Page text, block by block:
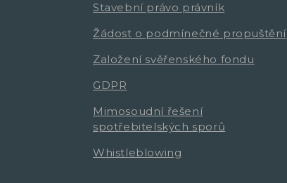
Stavební právo právník
Žádost o podmínečné propuštění
Založení svěřenského fondu
GDPR
Mimosoudní řešení
spotřebitelských sporů
Whistleblowing